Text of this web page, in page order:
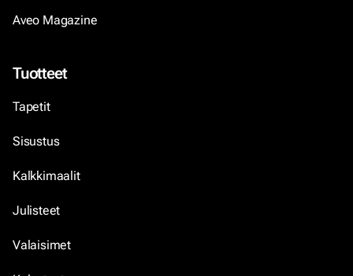
Aveo Magazine
Tuotteet
Tapetit
Sisustus
Kalkkimaalit
Julisteet
Valaisimet